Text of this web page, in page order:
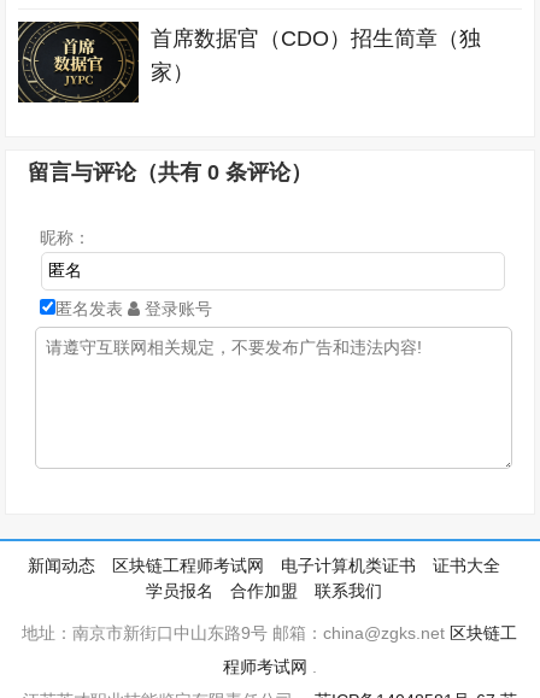
首席数据官（CDO）招生简章（独
家）
留言与评论（共有0 条评论）
昵称：
匿名发表 登录账号
新闻动态 区块链工程师考试网 电子计算机类证书
证书大全
学员报名
合作加盟 联系我们
地址：南京市新街口中山东路9号 邮箱：china@zgks.net 区块链工
程师考试网